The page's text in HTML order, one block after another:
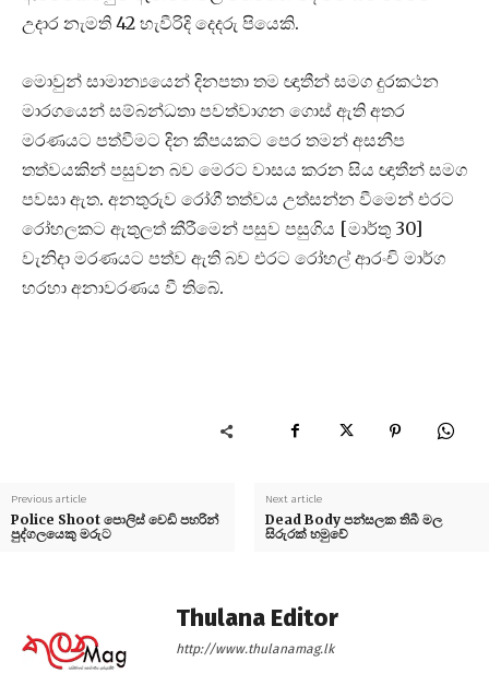
උදාර නැමති 42 හැවීරිදි දෙදරු පියෙකි.
මොවුන් සාමාන්‍යයෙන් දිනපතා තම ඥාතීන් සමග දුරකථන
මාරගයෙන් සම්බන්ධතා පවත්වාගන ගොස් ඇති අතර
මරණයට පත්වීමට දින කීපයකට පෙර තමන් අසනීප
තත්වයකින් පසුවන බව මෙරට වාසය කරන සිය ඥාතීන් සමග
පවසා ඇත. අනතුරුව රෝගී තත්වය උත්සන්න වීමෙන් එරට
රෝහලකට ඇතුලත් කීරීමෙන් පසුව පසුගිය [මාර්තු 30]
වැනිදා මරණයට පත්ව ඇති බව එරට රෝහල් ආරංචි මාර්ග
හරහා අනාවරණය වී තිබේ.
Previous article
Police Shoot පොලිස් වෙඩි පහරින්
පුද්ගලයෙකු මරුට
Next article
Dead Body පන්සලක තිබී මල
සිරුරක් හමුවේ
Thulana Editor
http://www.thulanamag.lk